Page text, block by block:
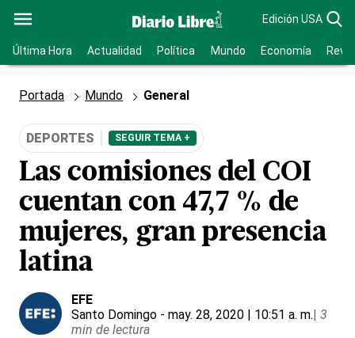
Edición USA
Última Hora Actualidad Política Mundo Economía
Portada Mundo General
DEPORTES SEGUIR TEMA +
Las comisiones del COI
cuentan con 47,7 % de
mujeres, gran presencia
latina
EFE
Santo Domingo - may. 28, 2020 | 10:51 a. m.| 3
min de lectura